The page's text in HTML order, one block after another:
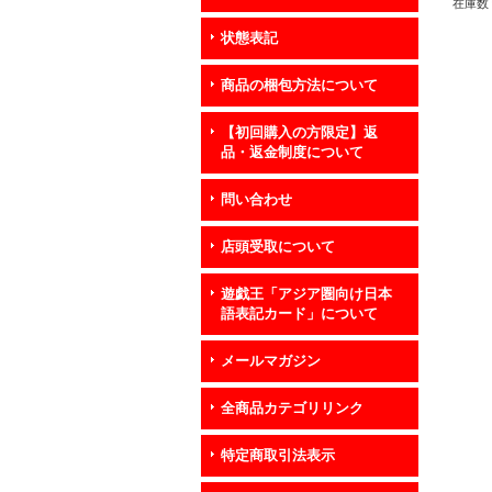
状態表記
商品の梱包方法について
【初回購入の方限定】返
品・返金制度について
問い合わせ
店頭受取について
遊戯王「アジア圏向け日本
語表記カード」について
メールマガジン
全商品カテゴリリンク
特定商取引法表示
在庫数